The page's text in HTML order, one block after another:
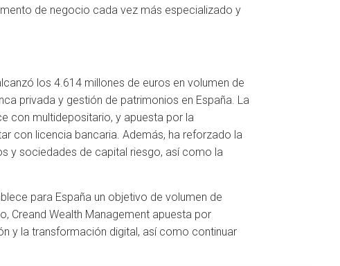
de negocio cada vez más especializado y
los 4.614 millones de euros en volumen de
privada y gestión de patrimonios en España. La
con multidepositario, y apuesta por la
con licencia bancaria. Además, ha reforzado la
y sociedades de capital riesgo, así como la
para España un objetivo de volumen de
Creand Wealth Management apuesta por
y la transformación digital, así como continuar